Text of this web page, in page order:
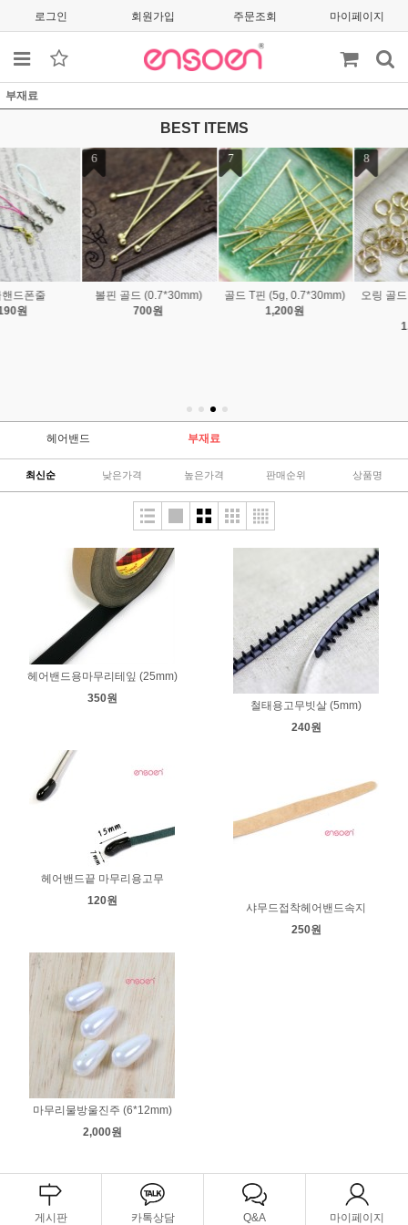
로그인 회원가입 주문조회 마이페이지
부재료
BEST ITEMS
7
골드 T핀 (5g, 0.7*30mm)
오링 골드 (0.6*3/1*4/1*8
9
오링 OR (0.6*3/1*3/ 1*4
헤어밴드 부재료
최신순 낮은가격 높은가격 판매순위 상품명
헤어밴드용마무리테잎 (25mm)
350원
철태용고무빗살 (5mm)
240원
헤어밴드끝 마무리용고무
120원
샤무드접착헤어밴드속지
250원
마무리물방울진주 (6*12mm)
2,000원
게시판 카톡상담 Q&A 마이페이지